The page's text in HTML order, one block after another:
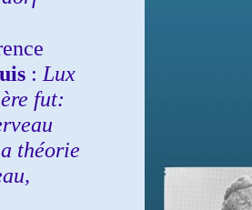
: Lux
fut:
théorie